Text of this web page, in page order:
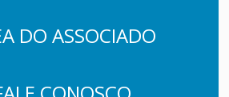
DO ASSOCIADO